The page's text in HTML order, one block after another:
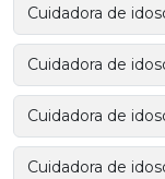
Cuidadora de
Cuidadora de
Cuidadora de
Cuidadora de